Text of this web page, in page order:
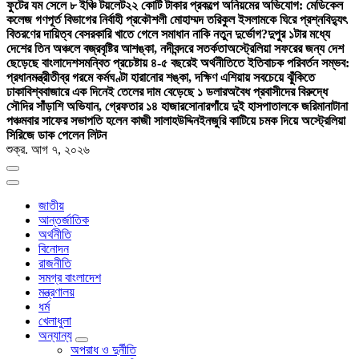
ফুটের যম সেলে ৮ ইঞ্চি টয়লেট২২ কোটি টাকার প্রকল্পে অনিয়মের অভিযোগ: মেডিকেল
কলেজ গণপূর্ত বিভাগের নির্বাহী প্রকৌশলী মোহাম্মদ তরিকুল ইসলামকে ঘিরে প্রশ্নবিদ্যুৎ
বিতরণের দায়িত্ব বেসরকারি খাতে গেলে সমাধান নাকি নতুন দুর্ভোগ?দুপুর ১টার মধ্যে
দেশের তিন অঞ্চলে বজ্রবৃষ্টির আশঙ্কা, নদীবন্দরে সতর্কতাঅস্ট্রেলিয়া সফরের জন্য দেশ
ছেড়েছে বাংলাদেশসমন্বিত প্রচেষ্টায় ৪-৫ বছরেই অর্থনীতিতে ইতিবাচক পরিবর্তন সম্ভব:
প্রধানমন্ত্রীতীব্র গরমে কর্মঘণ্টা হারানোর শঙ্কা, দক্ষিণ এশিয়ায় সবচেয়ে ঝুঁকিতে
ঢাকাবিশ্ববাজারে এক দিনেই তেলের দাম বেড়েছে ১ ডলারঅবৈধ প্রবাসীদের বিরুদ্ধে
সৌদির সাঁড়াশি অভিযান, গ্রেফতার ১৪ হাজারসোনারগাঁয়ে দুই হাসপাতালকে জরিমানাটানা
পঞ্চমবার সাফের সভাপতি হলেন কাজী সালাহউদ্দিনইনজুরি কাটিয়ে চমক দিয়ে অস্ট্রেলিয়া
সিরিজে ডাক পেলেন লিটন
শুক্র. আগ ৭, ২০২৬
জাতীয়
আন্তর্জাতিক
অর্থনীতি
বিনোদন
রাজনীতি
সমগ্র বাংলাদেশ
মন্ত্রণালয়
ধর্ম
খেলাধুলা
অন্যান্য
অপরাধ ও দুর্নীতি